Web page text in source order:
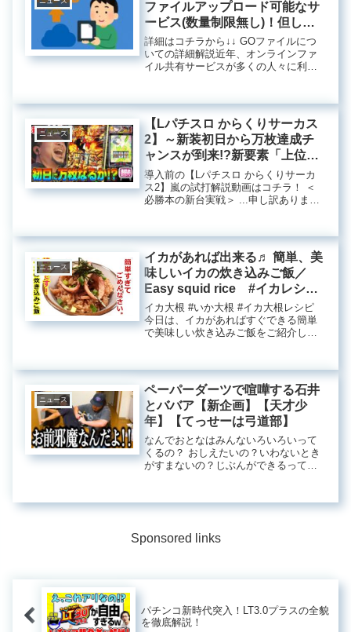
ファイルアップロード可能なサ
ービス(数量制限無し)！但し
2023年12月にデータ漏洩した経
緯もあり！
詳細はコチラから↓↓ GOファイルにつ
いての詳細解説近年、オンラインファ
イル共有サービスが多くの人々に利用
ァイルアップロードができるサービス
として注目を集めています。...
ニュース
【Lパチスロ からくりサーカス
2】～新装初日から万枚達成チ
ャンスが到来!?新要素「上位AT
の引き戻し」からまさかの大爆
発!!～ 嵐の新台考察
TV#101《嵐》[必勝本WEB-TV]
導入前の【Lパチスロ からくりサーカ
ス2】嵐の試打解説動画はコチラ！ ＜
必勝本の新台実戦＞ ...申し訳ありませ
ニュース
イカがあれば出来る♬ 簡単、美
味しいイカの炊き込みご飯／
Easy squid rice #イカレシ
ピ #イカ飯 #簡単イカレシ
ピ #イカ炊き込みご飯 #イカ
料理 #低カロリー #低脂質
イカ大根 #いか大根 #イカ大根レシピ
今日は、イカがあればすぐできる簡単
で美味しい炊き込みご飯をご紹介しま
た栄養満点の炊き込みご飯の作り方を
ご紹介します。イカには...
ニュース
ペーパーダーツで喧嘩する石井
とババア【新企画】【天才少
年】【てっせーは弓道部】
なんでおとなはみんないろいろいって
くるの？ おしえたいの？いわないとき
がすまないの？じぶんができるっての
い企画が立ち上がりました。それは
Sponsored links
パチンコ新時代突入！LT3.0プラスの全貌
を徹底解説！